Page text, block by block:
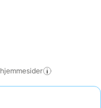
hjemmesider